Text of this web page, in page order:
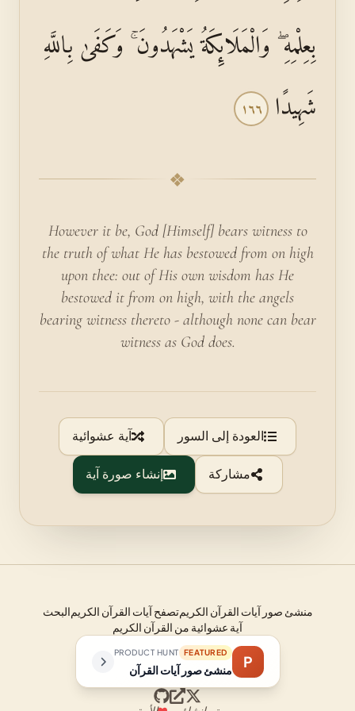
بِعِلْمِهِ ۖ وَالْمَلَائِكَةُ يَشْهَدُونَ ۚ وَكَفَىٰ بِاللَّهِ
شَهِيدًا ١٦٦
❖
However it be, God [Himself] bears witness to
the truth of what He has bestowed from on high
upon thee: out of His own wisdom has He
bestowed it from on high, with the angels
bearing witness thereto - although none can bear
witness as God does.
العودة إلى السور آية عشوائية
مشاركة إنشاء صورة آية
منشئ صور آيات القرآن الكريمتصفح آيات القرآن الكريمالبحث
آية عشوائية من القرآن الكريم
P
FEATURED
PRODUCT HUNT
منشئ صور آيات القرآن